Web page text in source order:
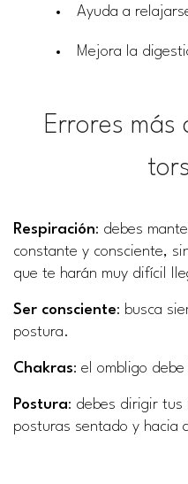
Ayuda a
Mejora la
Errores más
Respiración: debes
constante y consciente,
que te harán muy difícil
Ser consciente: busca
postura.
Chakras: el ombligo
Postura: debes dirigir tus
posturas sentado y hacia